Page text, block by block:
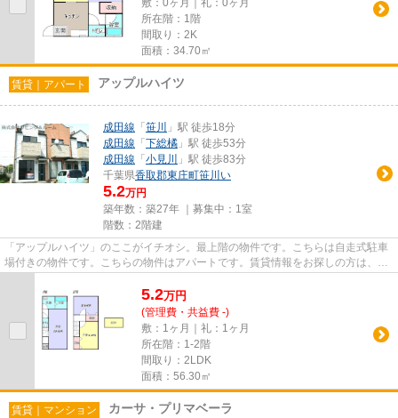
敷：0ヶ月｜礼：0ヶ月
所在階：1階
間取り：2K
面積：34.70㎡
賃貸｜アパート アップルハイツ
成田線 「 笹川
」駅 徒歩18分
成田線 「 下総橘 」駅 徒歩53分
成田線 「 小見川
」駅 徒歩83分
千葉県香取郡東庄町笹川い
5.2万円
築年数：築27年 ｜募集中： 1室
階数：2階建
「アップルハイツ」のここがイチオシ。最上階の物件です。こちらは自走式駐車
場付きの物件です。こちらの物件はアパートです。賃貸情報をお探しの方は、ぜ
5.2万円
(管理費・共益費 -)
敷：1ヶ月｜礼：1ヶ月
所在階：1-2階
間取り：2LDK
面積：56.30㎡
賃貸｜マンション カーサ・プリマベーラ